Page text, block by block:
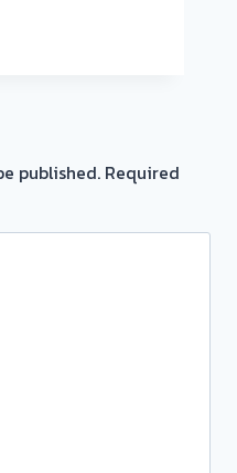
published. Required